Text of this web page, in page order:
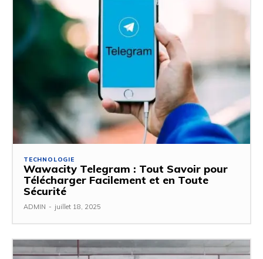
TECHNOLOGIE
Wawacity Telegram : Tout Savoir pour
Télécharger Facilement et en Toute
Sécurité
ADMIN - juillet 18, 2025